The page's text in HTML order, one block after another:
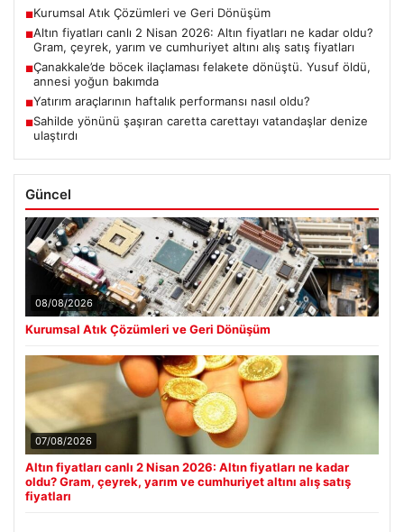
■Kurumsal Atık Çözümleri ve Geri Dönüşüm
■Altın fiyatları canlı 2 Nisan 2026: Altın fiyatları ne kadar oldu?
Gram, çeyrek, yarım ve cumhuriyet altını alış satış fiyatları
■Çanakkale’de böcek ilaçlaması felakete dönüştü. Yusuf öldü,
annesi yoğun bakımda
■Yatırım araçlarının haftalık performansı nasıl oldu?
■Sahilde yönünü şaşıran caretta carettayı vatandaşlar denize
ulaştırdı
Güncel
08/08/2026
Kurumsal Atık Çözümleri ve Geri Dönüşüm
07/08/2026
Altın fiyatları canlı 2 Nisan 2026: Altın fiyatları ne kadar
oldu? Gram, çeyrek, yarım ve cumhuriyet altını alış satış
fiyatları